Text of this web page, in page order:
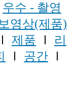
우수 - 촬영
영상(제품)
Ⅰ 제품 Ⅰ 리
Ⅰ 공간 Ⅰ